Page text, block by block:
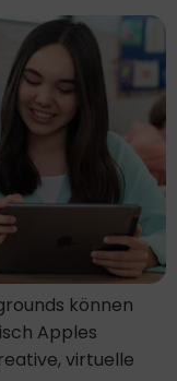
können
Apples
virtuelle